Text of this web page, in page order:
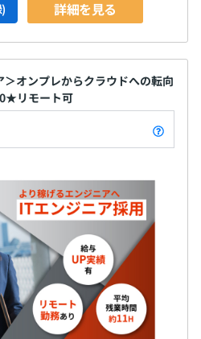
詳細を見る
オンプレからクラウドへの転向
リモート可